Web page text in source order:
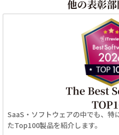
SaaS・ソフトウェアの中でも、特
たTop100製品を紹介します。